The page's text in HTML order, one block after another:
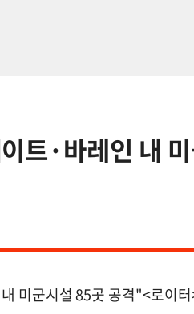
트·바레인 내
미군시설 85곳 공격"<로이